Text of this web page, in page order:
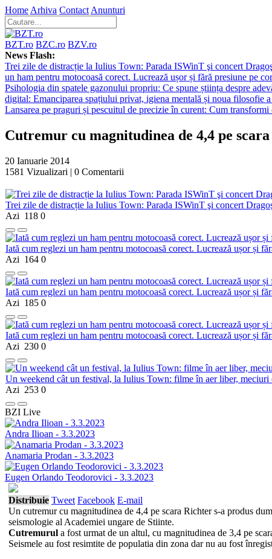
Home Arhiva Contact Anunturi
BZT.ro BZC.ro BZV.ro
News Flash:
Trei zile de distracție la Iulius Town: Parada ISWinT şi concert
un ham pentru motocoasă corect. Lucrează ușor și fără presiune pe
Psihologia din spatele gazonului propriu: Ce spune știința despre
digital: Emanciparea spațiului privat, igiena mentală și noua filosofie
Lansarea pe praguri și pescuitul de precizie în curent: Cum
Cutremur cu magnitudinea de 4,4 pe
20 Ianuarie 2014
1581 Vizualizari | 0 Comentarii
Trei zile de distracție la Iulius Town: Parada ISWinT şi concert
Azi 118 0
Iată cum reglezi un ham pentru motocoasă corect. Lucrează ușor și
Azi 164 0
Iată cum reglezi un ham pentru motocoasă corect. Lucrează ușor și
Azi 185 0
Iată cum reglezi un ham pentru motocoasă corect. Lucrează ușor și
Azi 230 0
Un weekend cât un festival, la Iulius Town: filme în aer liber,
Azi 253 0
BZI Live
Andra Ilioan - 3.3.2023
Anamaria Prodan - 3.3.2023
Eugen Orlando Teodorovici - 3.3.2023
Distribuie Tweet Facebook E-mail
Un cutremur cu magnitudinea de 4,4 pe scara Richter s-a produs
seismologie al Academiei ungare de Stiinte.
Cutremurul a fost urmat de un altul, cu magnitudinea de 3,4 pe
Seismele au fost resimtite de populatia din zona dar nu au fost